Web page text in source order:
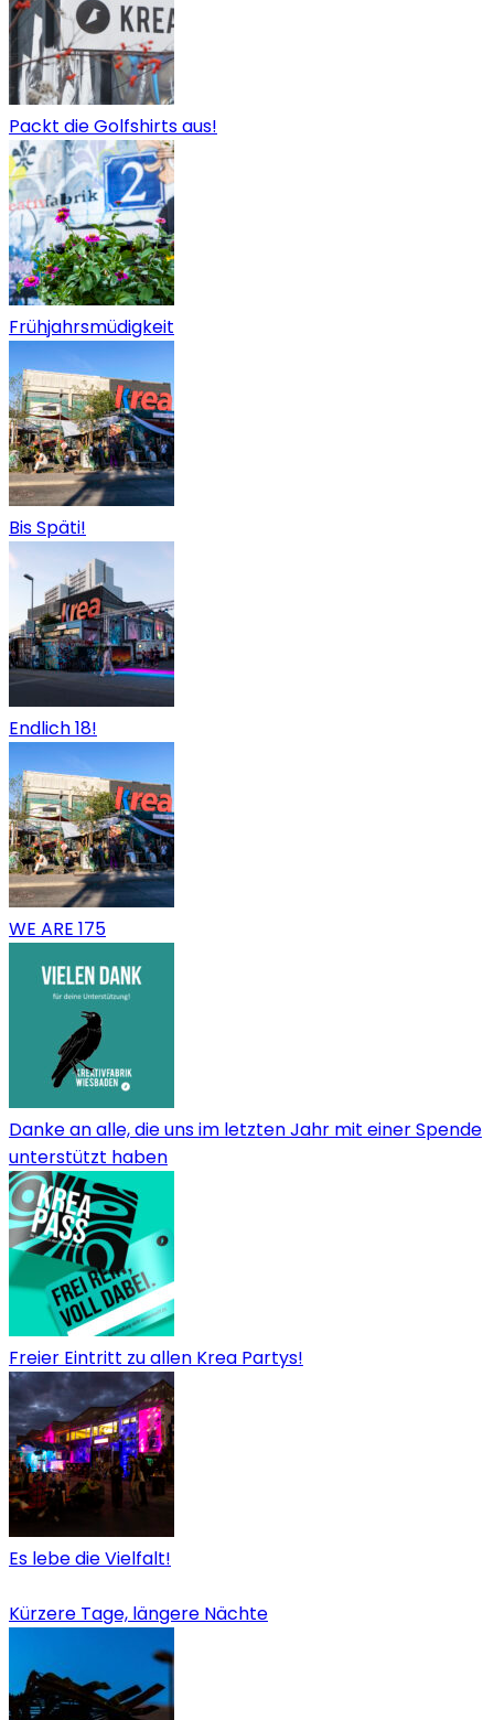
Packt die Golfshirts aus!
Frühjahrsmüdigkeit
Bis Späti!
Endlich 18!
WE ARE 175
Danke an alle, die uns im letzten Jahr mit einer Spende
unterstützt haben
Freier Eintritt zu allen Krea Partys!
Es lebe die Vielfalt!
Kürzere Tage, längere Nächte